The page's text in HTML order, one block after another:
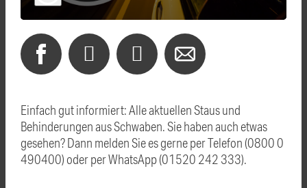
Einfach gut informiert: Alle aktuellen Staus und
Behinderungen aus Schwaben. Sie haben auch etwas
gesehen? Dann melden Sie es gerne per Telefon (0800 0
490400) oder per WhatsApp (01520 242 333).